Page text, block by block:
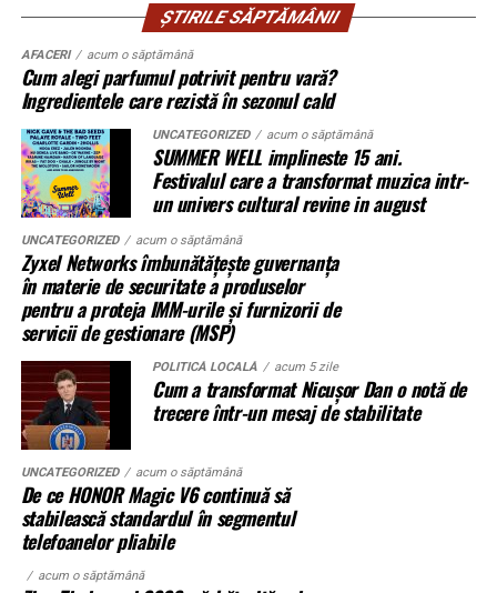
Proprietarul din acte locuiește în străinătate și nu a
intervenit timp de peste 15 ani.
Când decide să vândă terenul, descoperă că altcineva îl
revendică.
Nu mai e doar o discuție despre acte. Devine o analiză a
comportamentului în timp. Instanța cântărește
pasivitatea proprietarului versus acțiunile concrete ale
posesorului.
Procedura în instanță: ritm și
blocaje
Procesele de revendicare nu se rezolvă rapid. Dosarele
includ expertize, martori, verificări cadastrale. Termenele
se întind.
În unele cazuri, litigiul durează ani.
Se întâmplă. Des.
Gama completă: de la 3 metri la 12 metri
lungime container
Modelul livrat către beneficiar reprezintă varianta de intrare a
gamei UZINEX. Producătorul oferăcentrale fotovoltaice mobile
în configurații adaptate volumului de consum al fiecărui client,
de la modelul compact până la containerul industrial 40 ft.
La capătul superior al gamei, containerul de 12 metri lungime
poate găzdui până la 160 kW panouri fotovoltaice instalate și
620 kWh capacitate de stocare — o autonomie comparabilă cu
o microcentrală fixă, fără constrângerile birocratice ale
acesteia. Toate variantele sunt customizabile pe specificul
fiecărui proiect.
Aplicații dincolo de șantierele civile
Ocentrală fotovoltaică mobilăeste o soluție multi-funcțională.
Aplicațiile identificate de UZINEX includ:
ȘTIRILE SĂPTĂMÂNII
AFACERI acum o săptămână
Cum alegi parfumul potrivit pentru vară?
Ingredientele care rezistă în sezonul cald
UNCATEGORIZED acum o săptămână
SUMMER WELL implineste 15 ani.
Festivalul care a transformat muzica intr-
un univers cultural revine in august
UNCATEGORIZED acum o săptămână
Zyxel Networks îmbunătățește guvernanța
în materie de securitate a produselor
pentru a proteja IMM-urile și furnizorii de
servicii de gestionare (MSP)
POLITICĂ LOCALĂ acum 5 zile
Cum a transformat Nicușor Dan o notă de
trecere într-un mesaj de stabilitate
UNCATEGORIZED acum o săptămână
De ce HONOR Magic V6 continuă să
stabilească standardul în segmentul
telefoanelor pliabile
acum o săptămână